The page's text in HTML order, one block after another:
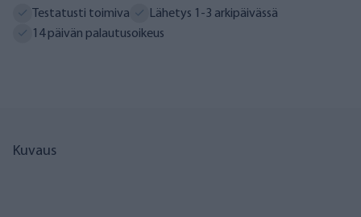
Testatusti toimiva
Lähetys 1-3 arkipäivässä
14 päivän palautusoikeus
Kuvaus